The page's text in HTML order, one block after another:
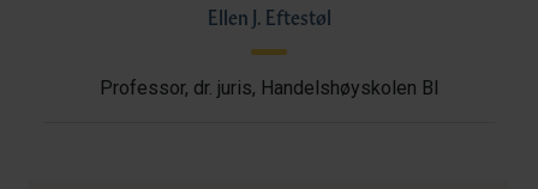
Ellen J. Eftestøl
Professor, dr. juris, Handelshøyskolen BI